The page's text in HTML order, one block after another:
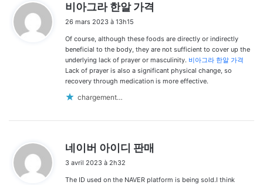
비아그라 한알 가격
:
26 mars 2023 à 13h15
Of course, although these foods are directly or indirectly
beneficial to the body, they are not sufficient to cover up the
underlying lack of prayer or masculinity. 비아그라 한알 가격
Lack of prayer is also a significant physical change, so
recovery through medication is more effective.
chargement…
네이버 아이디 판매
3 avril 2023 à 2h32
The ID used on the NAVER platform is being sold.I think